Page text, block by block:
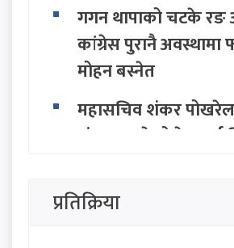
गगन थापाको चटके
कांग्रेस पुरानै अवस्थामा
मोहन बस्नेत
महासचिव शंकर
संकटमा परेको देशलाई
सत्ता राजनीतिमा नयाँ
प्रतिक्रिया